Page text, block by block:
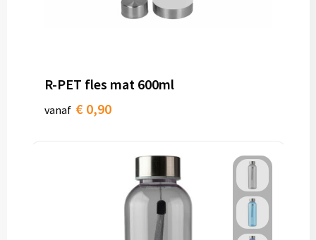
R-PET fles mat 600ml
vanaf € 0,90